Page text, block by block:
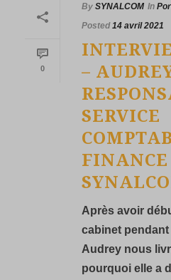
0
By SYNALCOM In
Posted 14 avril 2021
–
SERVICE
FINANCE
Après avoir
cabinet pendant
Audrey nous
pourquoi elle a